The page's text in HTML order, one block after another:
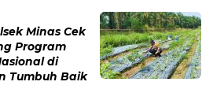
Minas Cek
Program
di
Tumbuh Baik